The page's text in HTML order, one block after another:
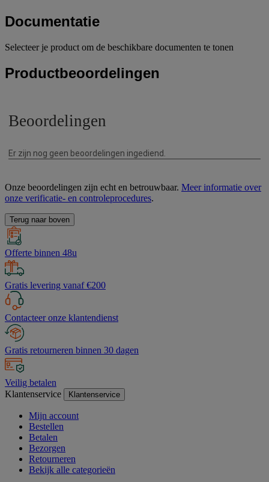
Documentatie
Selecteer je product om de beschikbare documenten te tonen
Productbeoordelingen
Onze beoordelingen zijn echt en betrouwbaar. Meer informatie over
onze verificatie- en controleprocedures.
Terug naar boven
Offerte binnen 48u
Gratis levering vanaf €200
Contacteer onze klantendienst
Gratis retourneren binnen 30 dagen
Veilig betalen
Klantenservice
Klantenservice
Mijn account
Bestellen
Betalen
Bezorgen
Retourneren
Bekijk alle categorieën